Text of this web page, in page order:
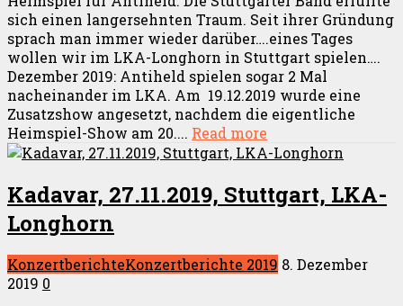
sich einen langersehnten Traum. Seit ihrer Gründung
sprach man immer wieder darüber….eines Tages
wollen wir im LKA-Longhorn in Stuttgart spielen….
Dezember 2019: Antiheld spielen sogar 2 Mal
nacheinander im LKA. Am 19.12.2019 wurde eine
Zusatzshow angesetzt, nachdem die eigentliche
Heimspiel-Show am 20.... Read more
Kadavar, 27.11.2019, Stuttgart, LKA-
Longhorn
KonzertberichteKonzertberichte 2019 8. Dezember
2019 0